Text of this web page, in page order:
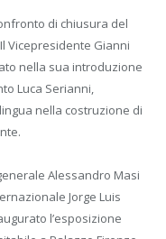
di chiusura del
Vicepresidente Gianni
nella sua introduzione
Luca Serianni,
nella costruzione di
Alessandro Masi
Jorge Luis
l’esposizione